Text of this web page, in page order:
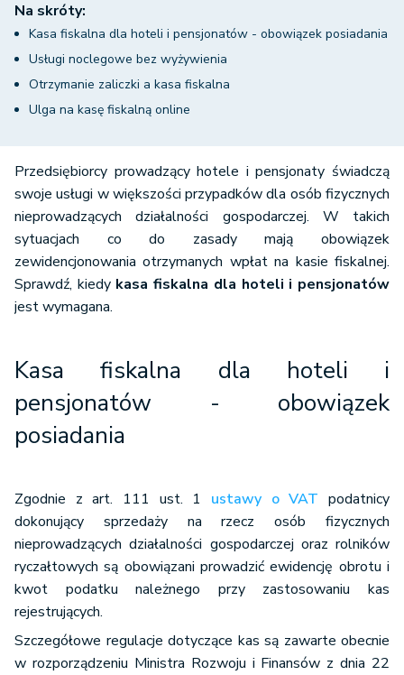
Na skróty:
Kasa fiskalna dla hoteli i pensjonatów - obowiązek posiadania
Usługi noclegowe bez wyżywienia
Otrzymanie zaliczki a kasa fiskalna
Ulga na kasę fiskalną online
Przedsiębiorcy prowadzący hotele i pensjonaty świadczą
swoje usługi w większości przypadków dla osób fizycznych
nieprowadzących działalności gospodarczej. W takich
sytuacjach co do zasady mają obowiązek
zewidencjonowania otrzymanych wpłat na kasie fiskalnej.
Sprawdź, kiedy kasa fiskalna dla hoteli i pensjonatów
jest wymagana.
Kasa fiskalna dla hoteli i
pensjonatów - obowiązek
posiadania
Zgodnie z art. 111 ust. 1 ustawy o VAT podatnicy
dokonujący sprzedaży na rzecz osób fizycznych
nieprowadzących działalności gospodarczej oraz rolników
ryczałtowych są obowiązani prowadzić ewidencję obrotu i
kwot podatku należnego przy zastosowaniu kas
rejestrujących.
Szczegółowe regulacje dotyczące kas są zawarte obecnie
w rozporządzeniu Ministra Rozwoju i Finansów z dnia 22